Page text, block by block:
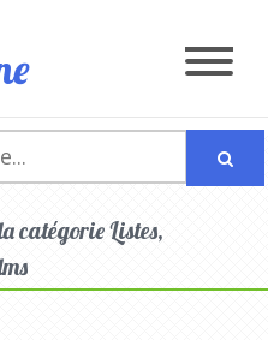
catégorie Listes,